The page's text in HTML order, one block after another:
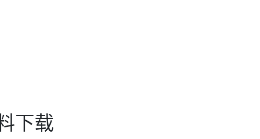
下载